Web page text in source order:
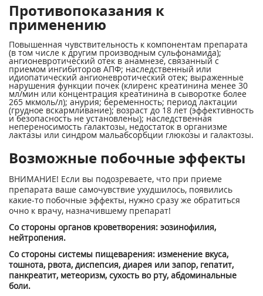
Противопоказания к
применению
Повышенная чувствительность к компонентам препарата
(в том числе к другим производным сульфонамида);
ангионевротический отек в анамнезе, связанный с
приемом ингибиторов АПФ; наследственный или
идиопатический ангионевротический отек; выраженные
нарушения функции почек (клиренс креатинина менее 30
мл/мин или концентрация креатинина в сыворотке более
265 мкмоль/л); анурия; беременность; период лактации
(грудное вскармливание); возраст до 18 лет (эффективность
и безопасность не установлены); наследственная
непереносимость галактозы, недостаток в организме
лактазы или синдром мальабсорбции глюкозы и галактозы.
Возможные побочные эффекты
ВНИМАНИЕ! Если вы подозреваете, что при приеме
препарата ваше самочувствие ухудшилось, появились
какие-то побочные эффекты, нужно сразу же обратиться
очно к врачу, назначившему препарат!
Со стороны органов кроветворения: эозинофилия,
нейтропения.
Со стороны системы пищеварения: изменение вкуса,
тошнота, рвота, диспепсия, диарея или запор, гепатит,
панкреатит, метеоризм, сухость во рту, абдоминальные
боли.